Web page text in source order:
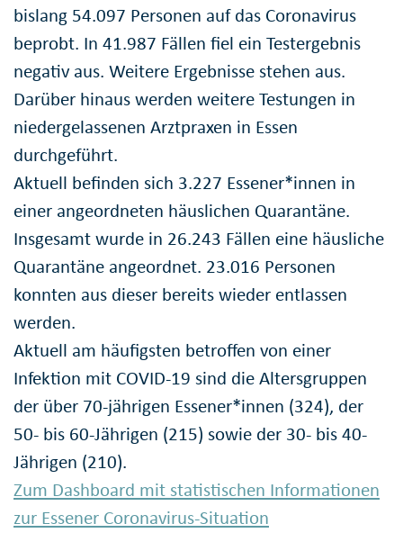
bislang 54.097 Personen auf das Coronavirus
beprobt. In 41.987 Fällen fiel ein Testergebnis
negativ aus. Weitere Ergebnisse stehen aus.
Darüber hinaus werden weitere Testungen in
niedergelassenen Arztpraxen in Essen
durchgeführt.
Aktuell befinden sich 3.227 Essener*innen in
einer angeordneten häuslichen Quarantäne.
Insgesamt wurde in 26.243 Fällen eine häusliche
Quarantäne angeordnet. 23.016 Personen
konnten aus dieser bereits wieder entlassen
werden.
Aktuell am häufigsten betroffen von einer
Infektion mit COVID-19 sind die Altersgruppen
der über 70-jährigen Essener*innen (324), der
50- bis 60-Jährigen (215) sowie der 30- bis 40-
Jährigen (210).
Zum Dashboard mit statistischen Informationen
zur Essener Coronavirus-Situation